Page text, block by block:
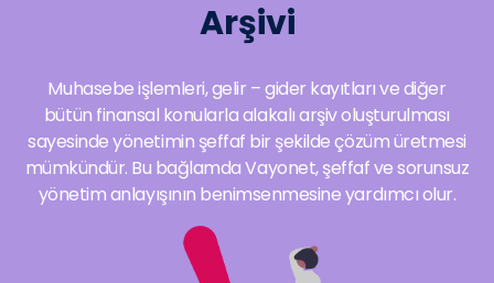
Arşivi
Muhasebe işlemleri, gelir – gider kayıtları ve diğer
bütün finansal konularla alakalı arşiv oluşturulması
sayesinde yönetimin şeffaf bir şekilde çözüm üretmesi
mümkündür. Bu bağlamda Vayonet, şeffaf ve sorunsuz
yönetim anlayışının benimsenmesine yardımcı olur.